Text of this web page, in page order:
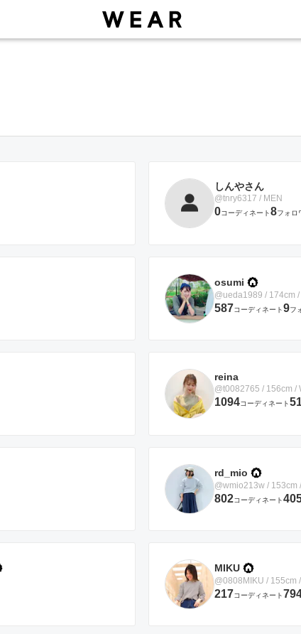
しんやさん
@tnry6317 / MEN
0コーディネート8フォロ
osumi
@ueda1989 / 174cm /
587コーディネート9フ
reina
@t0082765 / 156cm /
1094コーディネート
rd_mio
@wmio213w / 153cm
802コーディネート
MIKU
@0808MIKU / 155cm
217コーディネート